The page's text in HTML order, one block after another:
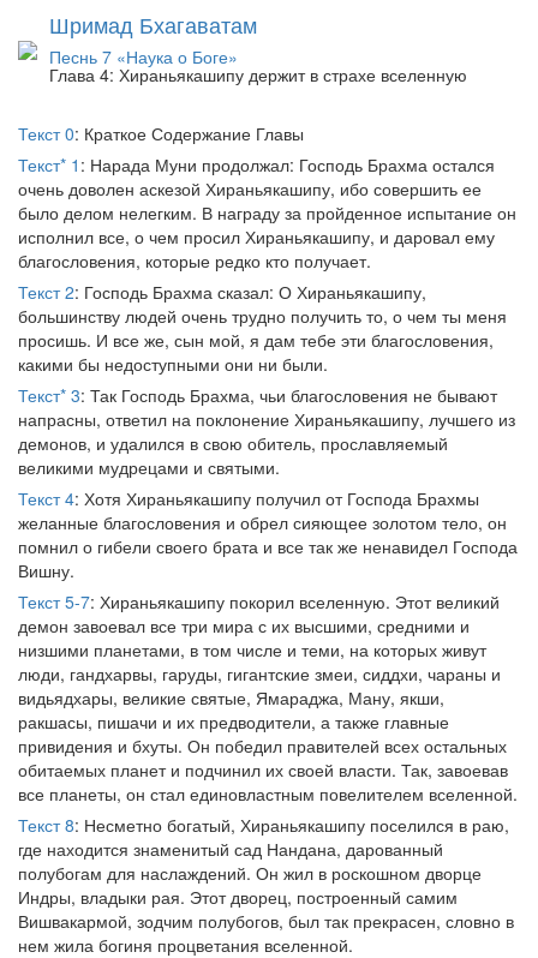
Шримад Бхагаватам
Песнь 7 «Наука о Боге»
Глава 4: Хираньякашипу держит в страхе вселенную
Текст 0: Краткое Содержание Главы
Текст* 1 : Нарада Муни продолжал: Господь Брахма остался
очень доволен аскезой Хираньякашипу, ибо совершить ее
было делом нелегким. В награду за пройденное испытание он
исполнил все, о чем просил Хираньякашипу, и даровал ему
благословения, которые редко кто получает.
Текст 2: Господь Брахма сказал: О Хираньякашипу,
большинству людей очень трудно получить то, о чем ты меня
просишь. И все же, сын мой, я дам тебе эти благословения,
какими бы недоступными они ни были.
Текст* 3: Так Господь Брахма, чьи благословения не бывают
напрасны, ответил на поклонение Хираньякашипу, лучшего из
демонов, и удалился в свою обитель, прославляемый
великими мудрецами и святыми.
Текст 4: Хотя Хираньякашипу получил от Господа Брахмы
желанные благословения и обрел сияющее золотом тело, он
помнил о гибели своего брата и все так же ненавидел Господа
Вишну.
Текст 5-7: Хираньякашипу покорил вселенную. Этот великий
демон завоевал все три мира с их высшими, средними и
низшими планетами, в том числе и теми, на которых живут
люди, гандхарвы, гаруды, гигантские змеи, сиддхи, чараны и
видьядхары, великие святые, Ямараджа, Ману, якши,
ракшасы, пишачи и их предводители, а также главные
привидения и бхуты. Он победил правителей всех остальных
обитаемых планет и подчинил их своей власти. Так, завоевав
все планеты, он стал единовластным повелителем вселенной.
Текст 8: Несметно богатый, Хираньякашипу поселился в раю,
где находится знаменитый сад Нандана, дарованный
полубогам для наслаждений. Он жил в роскошном дворце
Индры, владыки рая. Этот дворец, построенный самим
Вишвакармой, зодчим полубогов, был так прекрасен, словно в
нем жила богиня процветания вселенной.